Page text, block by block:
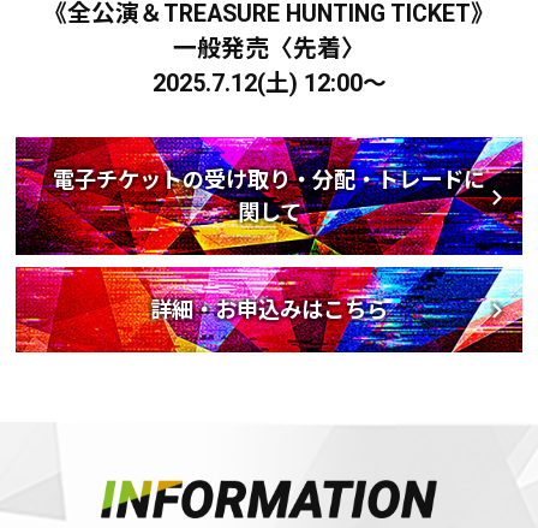
《全公演＆TREASURE HUNTING TICKET》
一般発売〈先着〉
2025.7.12(土) 12:00～
電子チケットの受け取り・分配・トレードに
関して
詳細・お申込みはこちら